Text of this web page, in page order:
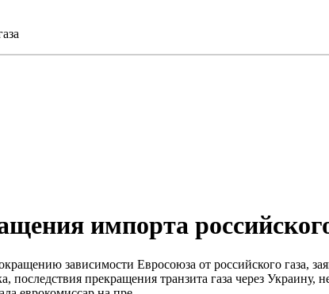
импорта
зависимости Евросоюза от российского газа,
прекращения транзита газа через Украину,